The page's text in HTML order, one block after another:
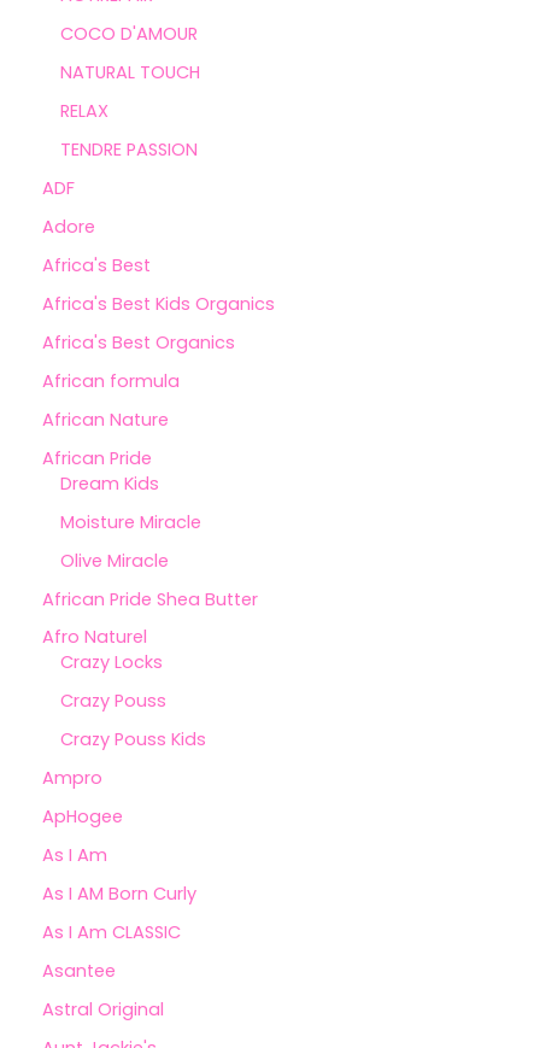
COCO D'AMOUR
NATURAL TOUCH
RELAX
TENDRE PASSION
ADF
Adore
Africa's Best
Africa's Best Kids Organics
Africa's Best Organics
African formula
African Nature
African Pride
Dream Kids
Moisture Miracle
Olive Miracle
African Pride Shea Butter
Afro Naturel
Crazy Locks
Crazy Pouss
Crazy Pouss Kids
Ampro
ApHogee
As I Am
As I AM Born Curly
As I Am CLASSIC
Asantee
Astral Original